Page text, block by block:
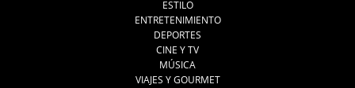
ESTILO
ENTRETENIMIENTO
DEPORTES
CINE Y TV
MÚSICA
VIAJES Y GOURMET